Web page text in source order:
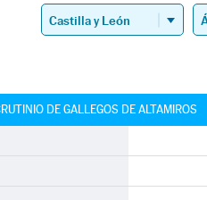
DE GALLEGOS DE ALTAMIROS